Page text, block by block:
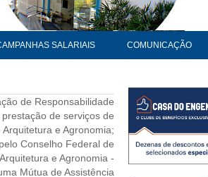
SALARIAIS COMUNICAÇÃO
de Responsabilidade
de serviços de
e Agronomia;
Conselho Federal de
e Agronomia -
Mútua de Assistência